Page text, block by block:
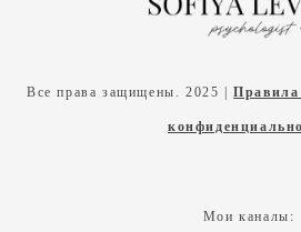
Все права защищены. 2025 | Правила
Мои каналы: